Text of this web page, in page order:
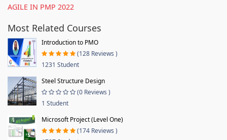
AGILE IN PMP 2022
Most Related Courses
Introduction to PMO
(128 Reviews )
1231 Student
Steel Structure Design
(0 Reviews )
1 Student
Microsoft Project (Level One)
(174 Reviews )